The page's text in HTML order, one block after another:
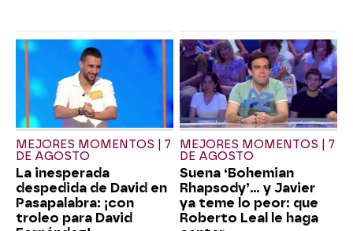
MEJORES MOMENTOS | 7
DE AGOSTO
La inesperada
despedida de David en
Pasapalabra: ¡con
troleo para David
MEJORES MOMENTOS | 7
DE AGOSTO
Suena ‘Bohemian
Rhapsody’... y Javier
ya teme lo peor: que
Roberto Leal le haga